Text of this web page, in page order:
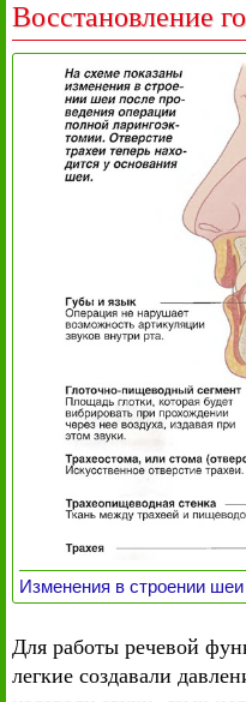
Восстановление
Изменения в строении
Для работы речевой
легкие создавали